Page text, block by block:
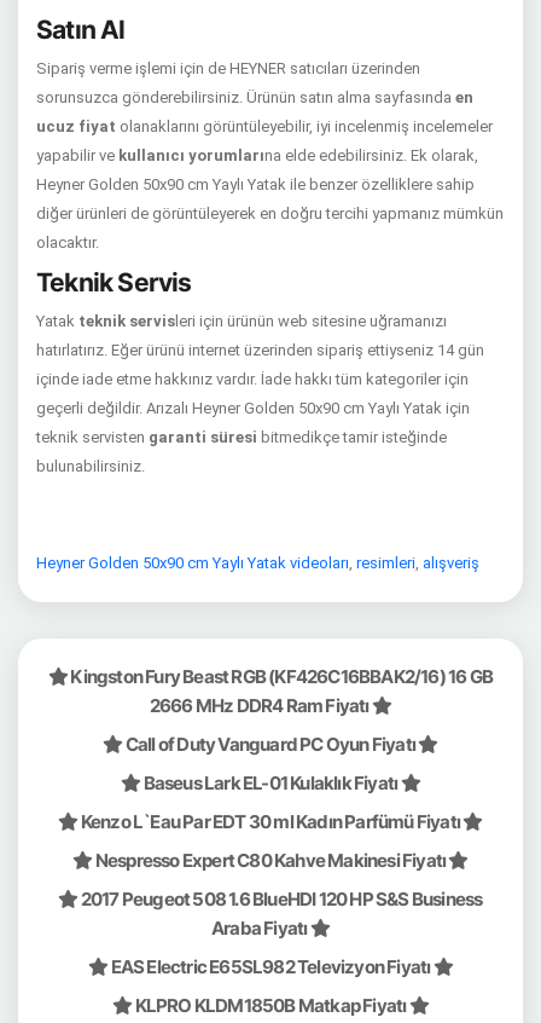
Satın Al
Sipariş verme işlemi için de HEYNER satıcıları üzerinden
sorunsuzca gönderebilirsiniz. Ürünün satın alma sayfasında en
ucuz fiyat olanaklarını görüntüleyebilir, iyi incelenmiş incelemeler
yapabilir ve kullanıcı yorumlarına elde edebilirsiniz. Ek olarak,
Heyner Golden 50x90 cm Yaylı Yatak ile benzer özelliklere sahip
diğer ürünleri de görüntüleyerek en doğru tercihi yapmanız mümkün
olacaktır.
Teknik Servis
Yatak teknik servis leri için ürünün web sitesine uğramanızı
hatırlatırız. Eğer ürünü internet üzerinden sipariş ettiyseniz 14 gün
içinde iade etme hakkınız vardır. İade hakkı tüm kategoriler için
geçerli değildir. Arızalı Heyner Golden 50x90 cm Yaylı Yatak için
teknik servisten garanti süresi bitmedikçe tamir isteğinde
bulunabilirsiniz.
Heyner Golden 50x90 cm Yaylı Yatak videoları, resimleri, alışveriş
Kingston Fury Beast RGB (KF426C16BBAK2/16) 16 GB
2666 MHz DDR4 Ram Fiyatı
Call of Duty Vanguard PC Oyun Fiyatı
Baseus Lark EL-01 Kulaklık Fiyatı
Kenzo L`Eau Par EDT 30 ml Kadın Parfümü Fiyatı
Nespresso Expert C80 Kahve Makinesi Fiyatı
2017 Peugeot 508 1.6 BlueHDI 120 HP S&S Business
Araba Fiyatı
EAS Electric E65SL982 Televizyon Fiyatı
KLPRO KLDM1850B Matkap Fiyatı